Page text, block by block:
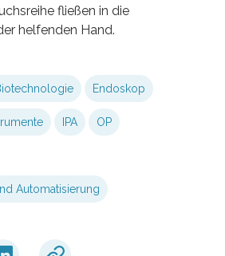
fließen in die
helfenden Hand.
Endoskop
IPA OP
Automatisierung